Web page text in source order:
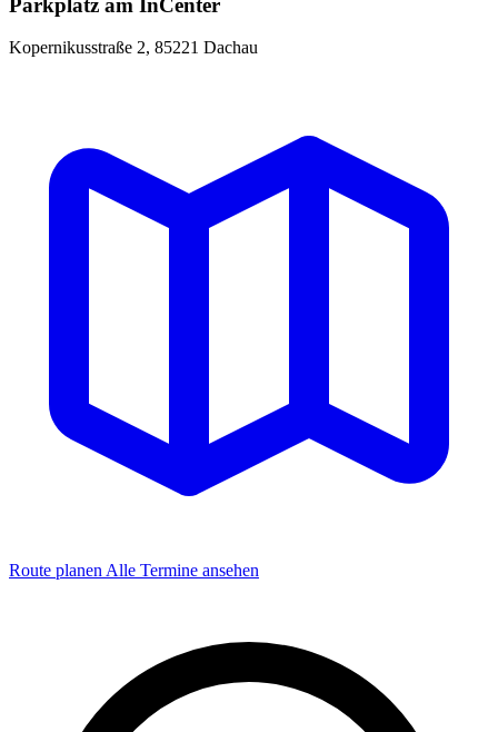
Parkplatz am InCenter
Kopernikusstraße 2, 85221 Dachau
Route planenAlle Termine ansehen